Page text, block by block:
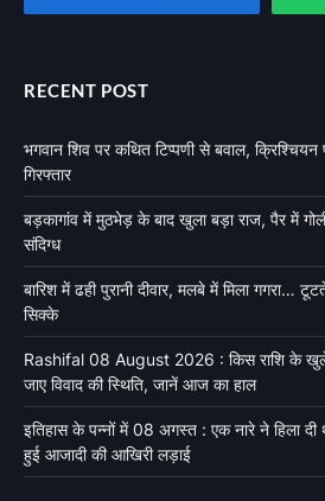
RECENT POST
भगवान शिव पर कथित टिप्पणी से बवाल,
गिरफ्तार
बड़कागांव में मुठभेड़ के बाद खुला बड़ा राज, पैर में
संदिग्ध
बारिश में ढही पुरानी दीवार, मलबे में मिला गगरा…
सिक्के
Rashifal 08 August 2026 : किस राशि के
जाए विवाद की स्थिति, जानें आज का हाल
इतिहास के पन्नों में 08 अगस्त : एक नारे ने हिला
हुई आजादी की आखिरी लड़ाई